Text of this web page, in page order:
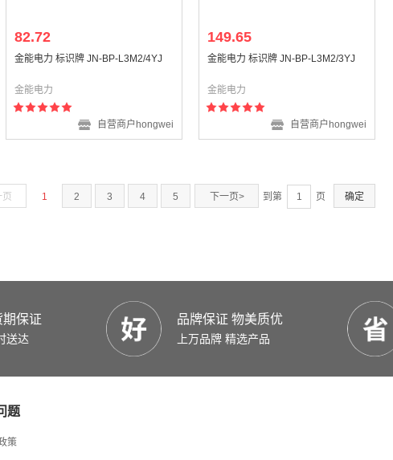
82.72
金能电力 标识牌 JN-BP-L3M2/4YJ
金能电力
自营商户hongwei
149.65
金能电力 标识牌 JN-BP-L3M2/3YJ
金能电力
自营商户hongwei
1 2 3 4 5 下一页> 到第 页 确定
保证
送达
品牌保证 物美质优
上万品牌 精选产品
题
策